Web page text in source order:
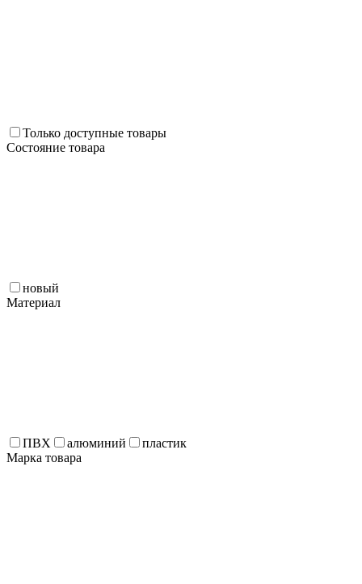
Только доступные товары
Состояние товара
новый
Материал
ПВХ алюминий
пластик
Марка товара